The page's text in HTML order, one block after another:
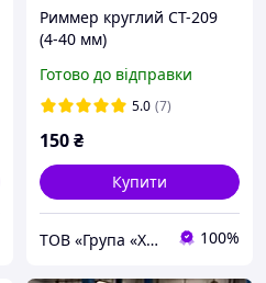
Риммер круглий CT-209
(4-40 мм)
Готово до відправки
5.0 (7)
150₴
Купити
ТОВ «Група «Хладрезерв» 100%